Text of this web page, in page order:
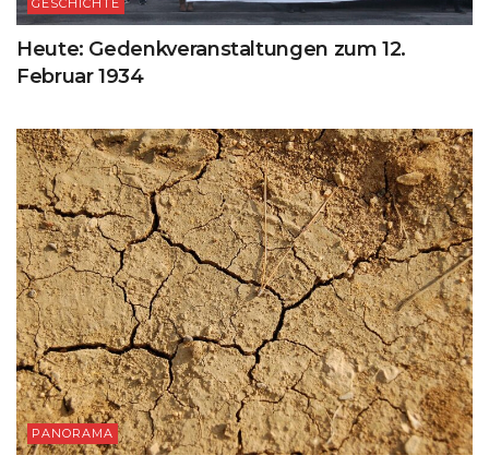
GESCHICHTE
Heute: Gedenkveranstaltungen zum 12.
Februar 1934
PANORAMA